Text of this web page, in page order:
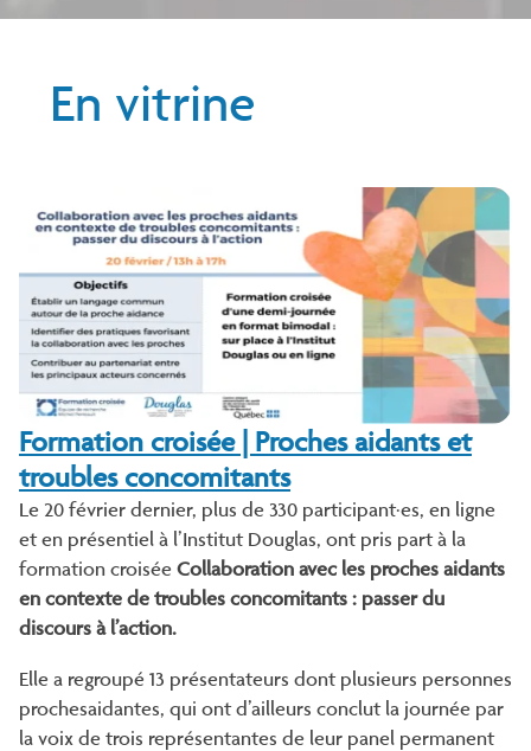
En vitrine
Formation croisée | Proches aidants et
troubles concomitants
Le 20 février dernier, plus de 330 participant·es, en ligne
et en présentiel à l’Institut Douglas, ont pris part à la
formation croisée Collaboration avec les proches aidants
en contexte de troubles concomitants : passer du
discours à l’action.
Elle a regroupé 13 présentateurs dont plusieurs personnes
prochesaidantes, qui ont d’ailleurs conclut la journée par
la voix de trois représentantes de leur panel permanent